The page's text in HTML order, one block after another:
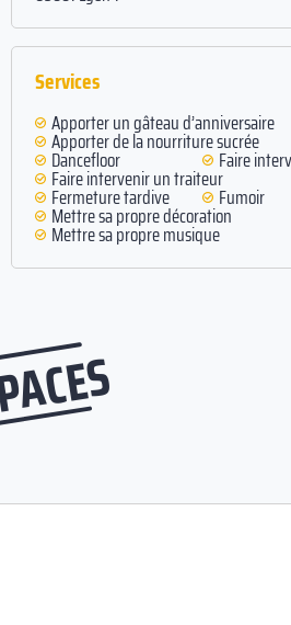
Services
Apporter un gâteau d’anniversaire
Apporter de la nourriture sucrée
Dancefloor Faire
Faire intervenir un traiteur
Fermeture tardive Fumoir
Mettre sa propre décoration
Mettre sa propre musique